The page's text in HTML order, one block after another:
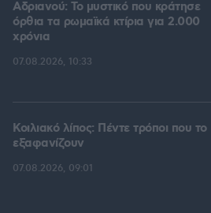
Αδριανού: Το μυστικό που κράτησε
όρθια τα ρωμαϊκά κτίρια για 2.000
χρόνια
07.08.2026, 10:33
Κοιλιακό λίπος: Πέντε τρόποι που το
εξαφανίζουν
07.08.2026, 09:01